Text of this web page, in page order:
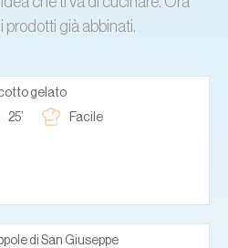
prodotti già abbinati.
gelato
25’
Facile
di San Giuseppe